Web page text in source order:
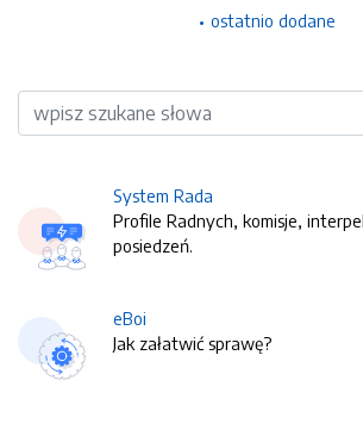
ostatnio dodane
Wyszukiwarka
System Rada
Profile Radnych, komisje,
posiedzeń.
eBoi
Jak załatwić sprawę?